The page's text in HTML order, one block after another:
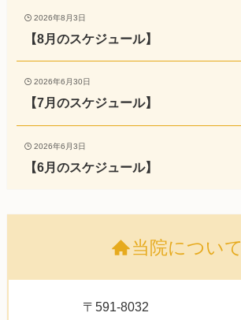
2026年8月3日
【8月のスケジュール】
2026年6月30日
【7月のスケジュール】
2026年6月3日
【6月のスケジュール】
当院について
〒591-8032